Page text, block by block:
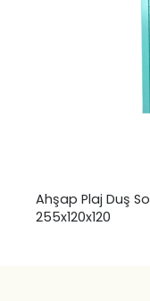
Ahşap Plaj Duş
255x120x120